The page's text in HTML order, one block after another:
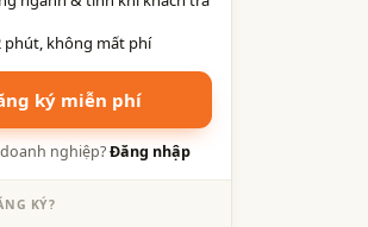
phút, không mất phí
ký miễn phí
nghiệp?Đăng nhập
KÝ?